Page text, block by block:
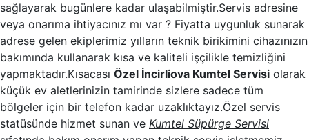
sağlayarak bugünlere kadar ulaşabilmiştir.Servis adresine
veya onarıma ihtiyacınız mı var ? Fiyatta uygunluk sunarak
adrese gelen ekiplerimiz yılların teknik birikimini cihazınızın
bakımında kullanarak kısa ve kaliteli işçilikle temizliğini
yapmaktadır.Kısacası Özel İncirliova Kumtel Servisi olarak
küçük ev aletlerinizin tamirinde sizlere sadece tüm
bölgeler için bir telefon kadar uzaklıktayız.Özel servis
statüsünde hizmet sunan ve Kumtel Süpürge Servisi